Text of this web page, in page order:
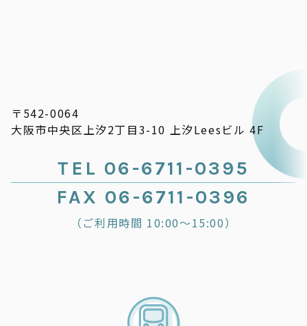
〒542-0064
大阪市中央区上汐2丁目3-10 上汐Leesビル 4F
TEL 06-6711-0395
FAX 06-6711-0396
（ご利用時間 10:00～15:00）